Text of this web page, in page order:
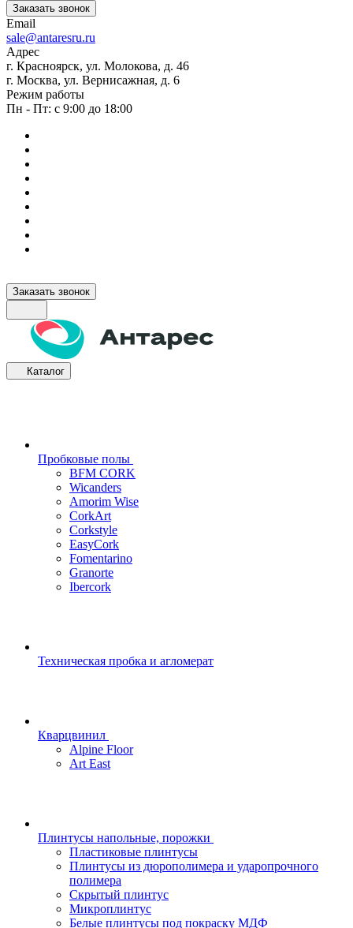
Заказать звонок
Email
sale@antaresru.ru
Адрес
г. Красноярск, ул. Молокова, д. 46
г. Москва, ул. Вернисажная, д. 6
Режим работы
Пн - Пт: с 9:00 до 18:00
Заказать звонок
Каталог
Пробковые полы
BFM CORK
Wicanders
Amorim Wise
CorkArt
Corkstyle
EasyCork
Fomentarino
Granorte
Ibercork
Техническая пробка и агломерат
Кварцвинил
Alpine Floor
Art East
Плинтусы напольные, порожки
Пластиковые плинтусы
Плинтусы из дюрополимера и ударопрочного
полимера
Скрытый плинтус
Микроплинтус
Белые плинтусы под покраску МДФ